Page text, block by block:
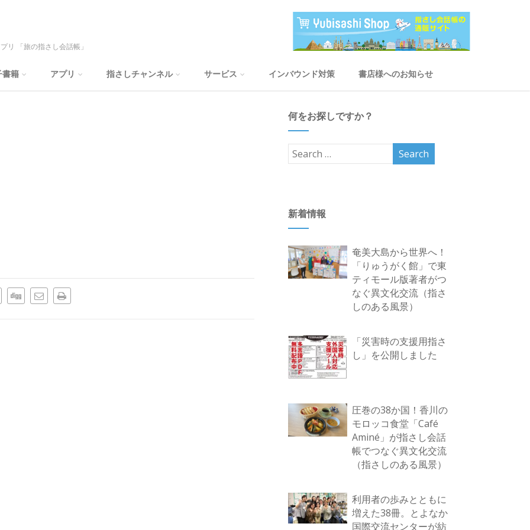
リ 「旅の指さし会話帳」
書籍 アプリ 指さしチャンネル サービス インバウンド対策 書店様へのお知らせ
何をお探しですか？
新着情報
奄美大島から世界へ！
「りゅうがく館」で東
ティモール版著者がつ
なぐ異文化交流（指さ
しのある風景）
「災害時の支援用指さ
し」を公開しました
圧巻の38か国！香川の
モロッコ食堂「Café
Aminé」が指さし会話
帳でつなぐ異文化交流
（指さしのある風景）
利用者の歩みとともに
増えた38冊。とよなか
国際交流センターが紡